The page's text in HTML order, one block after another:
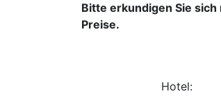
Bitte erkundigen Sie
Preise.
Hotel: